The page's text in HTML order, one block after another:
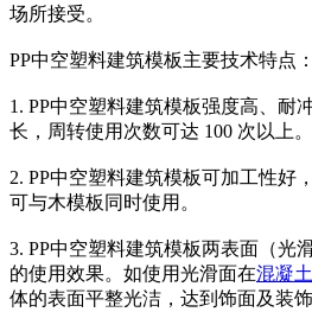
场所接受。
PP中空塑料建筑模板主要技术特点：
1. PP中空塑料建筑模板强度高、耐
长，周转使用次数可达 100 次以上。
2. PP中空塑料建筑模板可加工性好
可与木模板同时使用。
3. PP中空塑料建筑模板两表面（光
的使用效果。如使用光滑面在混凝土
体的表面平整光洁，达到饰面及装